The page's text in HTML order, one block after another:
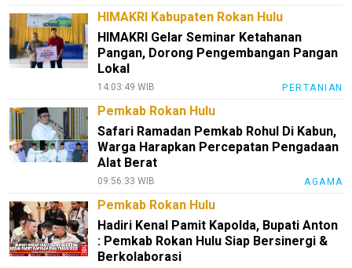
HIMAKRI Kabupaten Rokan Hulu
HIMAKRI Gelar Seminar Ketahanan
Pangan, Dorong Pengembangan Pangan
Lokal
14:03:49 WIB PERTANIAN
Pemkab Rokan Hulu
Safari Ramadan Pemkab Rohul Di Kabun,
Warga Harapkan Percepatan Pengadaan
Alat Berat
09:56:33 WIB AGAMA
Pemkab Rokan Hulu
Hadiri Kenal Pamit Kapolda, Bupati Anton
: Pemkab Rokan Hulu Siap Bersinergi &
Berkolaborasi
Pedoman
Media
Siber
Redaksi
All